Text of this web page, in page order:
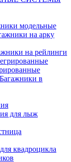
модельные
на арку
на рейлинги
Багажники в
для лыж
квадроцикла